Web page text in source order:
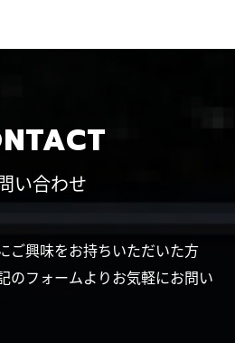
い合わせ
ご興味をお持ちいただいた方
のフォームよりお気軽にお問い